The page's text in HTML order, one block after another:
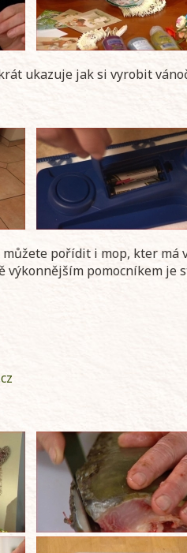
ukazuje jak si vyrobit
pořídit i mop, kter má
výkonnějším pomocníkem